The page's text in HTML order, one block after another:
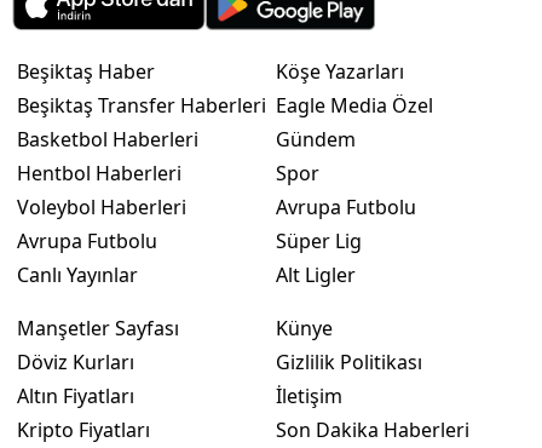
Beşiktaş Haber
Beşiktaş Transfer Haberleri
Basketbol Haberleri
Hentbol Haberleri
Voleybol Haberleri
Avrupa Futbolu
Canlı Yayınlar
Köşe Yazarları
Eagle Media Özel
Gündem
Spor
Avrupa Futbolu
Süper Lig
Alt Ligler
Manşetler Sayfası
Döviz Kurları
Altın Fiyatları
Kripto Fiyatları
Künye
Gizlilik Politikası
İletişim
Son Dakika Haberleri